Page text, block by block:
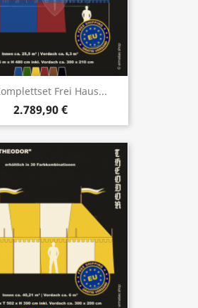
Frei Haus...
2.789,90 €